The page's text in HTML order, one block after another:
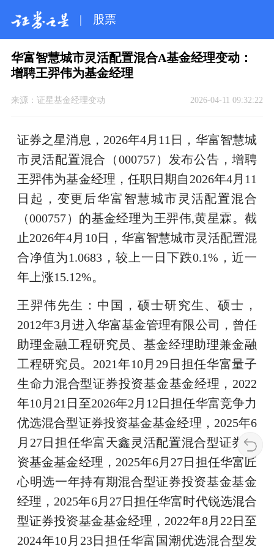
| 股票
华富智慧城市灵活配置混合A基金经理变动：
增聘王羿伟为基金经理
来源： 证星基金经理变动 2026-04-11 09:32:22
证券之星消息，2026年4月11日，华富智慧城
市灵活配置混合（000757）发布公告，增聘
王羿伟为基金经理，任职日期自2026年4月11
日起，变更后华富智慧城市灵活配置混合
（000757）的基金经理为王羿伟,黄星霖。截
止2026年4月10日，华富智慧城市灵活配置混
合净值为1.0683，较上一日下跌0.1%，近一
年上涨15.12%。
王羿伟先生：中国，硕士研究生、硕士，
2012年3月进入华富基金管理有限公司，曾任
助理金融工程研究员、基金经理助理兼金融
工程研究员。2021年10月29日担任华富量子
生命力混合型证券投资基金基金经理，2022
年10月21日至2026年2月12日担任华富竞争力
优选混合型证券投资基金基金经理，2025年6
月27日担任华富天鑫灵活配置混合型证券投
资基金基金经理，2025年6月27日担任华富匠
心明选一年持有期混合型证券投资基金基金
经理，2025年6月27日担任华富时代锐选混合
型证券投资基金基金经理，2022年8月22日至
2024年10月23日担任华富国潮优选混合型发